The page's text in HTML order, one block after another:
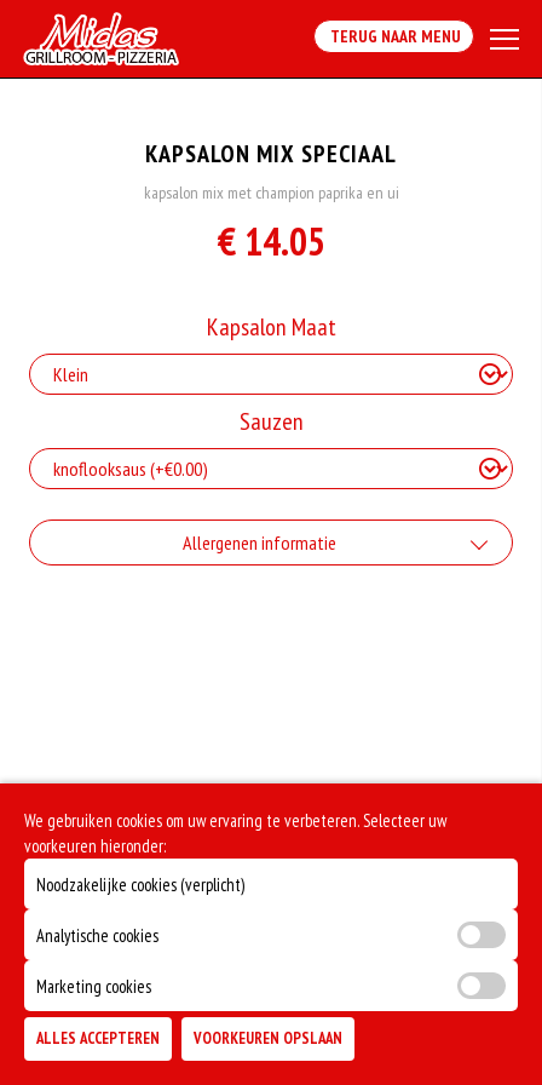
TERUG NAAR MENU
KAPSALON MIX SPECIAAL
kapsalon mix met champion paprika en ui
€ 14.05
Kapsalon Maat
Sauzen
Allergenen informatie
We gebruiken cookies om uw ervaring te verbeteren. Selecteer uw
voorkeuren hieronder:
Noodzakelijke cookies (verplicht)
Analytische cookies
Marketing cookies
ALLES ACCEPTEREN VOORKEUREN OPSLAAN